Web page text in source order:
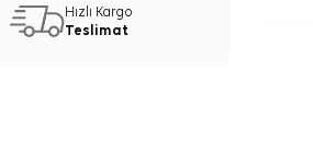
Hızlı Kargo
Teslimat